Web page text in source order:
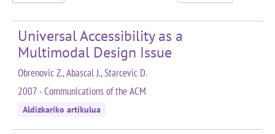
Universal Accessibility as a
Multimodal Design Issue
Obrenovic Z., Abascal J., Starcevic D.
2007 - Communications of the ACM
Aldizkariko artikulua